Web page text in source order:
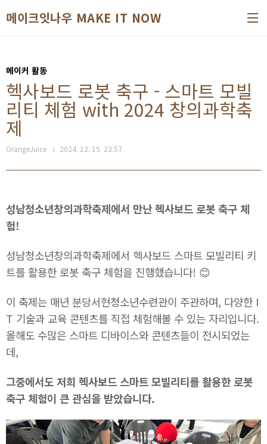
메이크잇나우 MAKE IT NOW
메이커 활동
헥사보드 로봇 축구 - 스마트 모빌
리티 체험 with 2024 창의과학축
제
OrangeJuice 2024. 12. 15. 23:57
성남청소년창의과학축제에서 만난 헥사보드 로봇 축구 체
험!
성남청소년창의과학축제에서 헥사보드 스마트 모빌리티 키
트를 활용한 로봇 축구 체험을 진행했습니다! 😊
이 축제는 매년 분당서현청소년수련관이 주관하며, 다양한 I
T 기술과 교육 콘텐츠를 직접 체험해볼 수 있는 자리입니다.
올해도 수많은 스마트 디바이스와 콘텐츠들이 전시되었는
데,
그중에서도 저희 헥사보드 스마트 모빌리티를 활용한 로봇
축구 체험이 큰 관심을 받았습니다.